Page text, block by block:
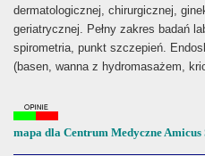
dermatologicznej, chirurgicznej,
geriatrycznej. Pełny zakres badań
spirometria, punkt szczepień.
(basen, wanna z hydromasażem,
mapa dla Centrum Medyczne Amicus